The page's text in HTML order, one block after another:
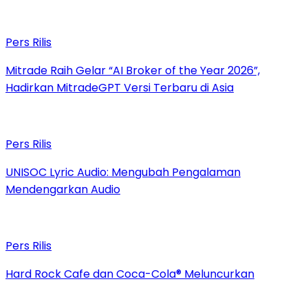
Pers Rilis
Mitrade Raih Gelar “AI Broker of the Year 2026”,
Hadirkan MitradeGPT Versi Terbaru di Asia
Pers Rilis
UNISOC Lyric Audio: Mengubah Pengalaman
Mendengarkan Audio
Pers Rilis
Hard Rock Cafe dan Coca-Cola® Meluncurkan